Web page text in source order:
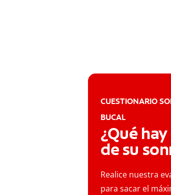
CUESTIONARIO
BUCAL
¿Qué
de su
Realice nuestra
para sacar el